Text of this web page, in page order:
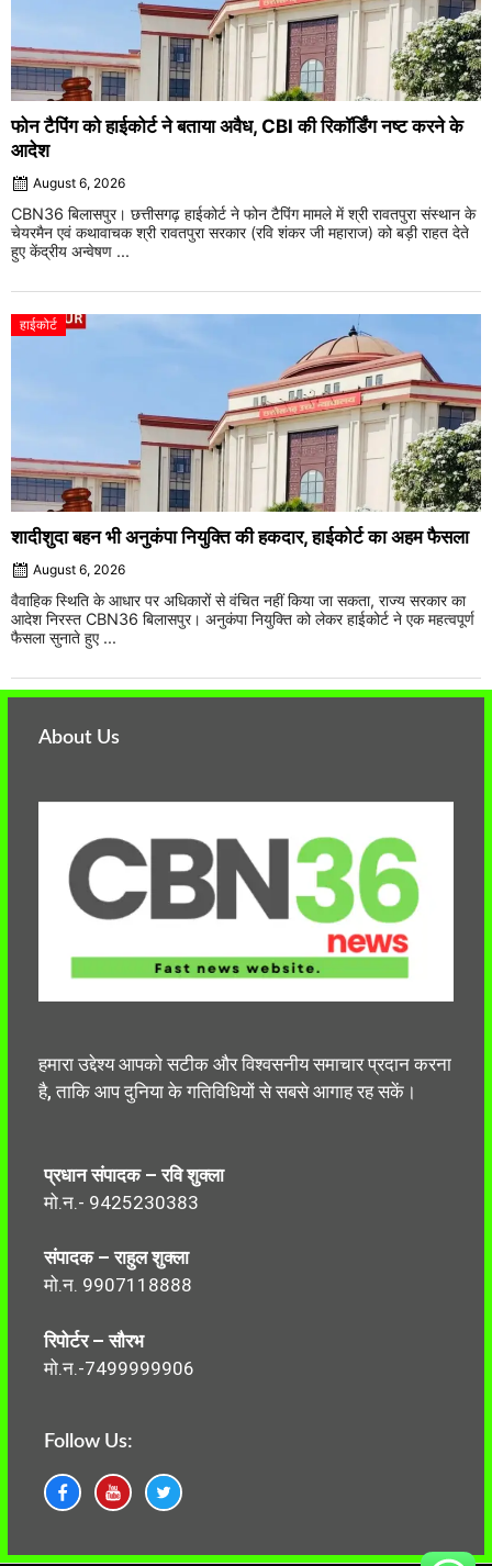
फोन टैपिंग को हाईकोर्ट ने बताया अवैध, CBI की रिकॉर्डिंग नष्ट करने के
आदेश
August 6, 2026
CBN36 बिलासपुर। छत्तीसगढ़ हाईकोर्ट ने फोन टैपिंग मामले में श्री रावतपुरा संस्थान के
चेयरमैन एवं कथावाचक श्री रावतपुरा सरकार (रवि शंकर जी महाराज) को बड़ी राहत देते
हुए केंद्रीय अन्वेषण ...
हाईकोर्ट
शादीशुदा बहन भी अनुकंपा नियुक्ति की हकदार, हाईकोर्ट का अहम फैसला
August 6, 2026
वैवाहिक स्थिति के आधार पर अधिकारों से वंचित नहीं किया जा सकता, राज्य सरकार का
आदेश निरस्त CBN36 बिलासपुर। अनुकंपा नियुक्ति को लेकर हाईकोर्ट ने एक महत्वपूर्ण
फैसला सुनाते हुए ...
About Us
हमारा उद्देश्य आपको सटीक और विश्वसनीय समाचार प्रदान करना
है, ताकि आप दुनिया के गतिविधियों से सबसे आगाह रह सकें।
प्रधान संपादक – रवि शुक्ला
मो.न.- 9425230383
संपादक – राहुल शुक्ला
मो.न. 9907118888
रिपोर्टर – सौरभ
मो.न.-7499999906
Follow Us: